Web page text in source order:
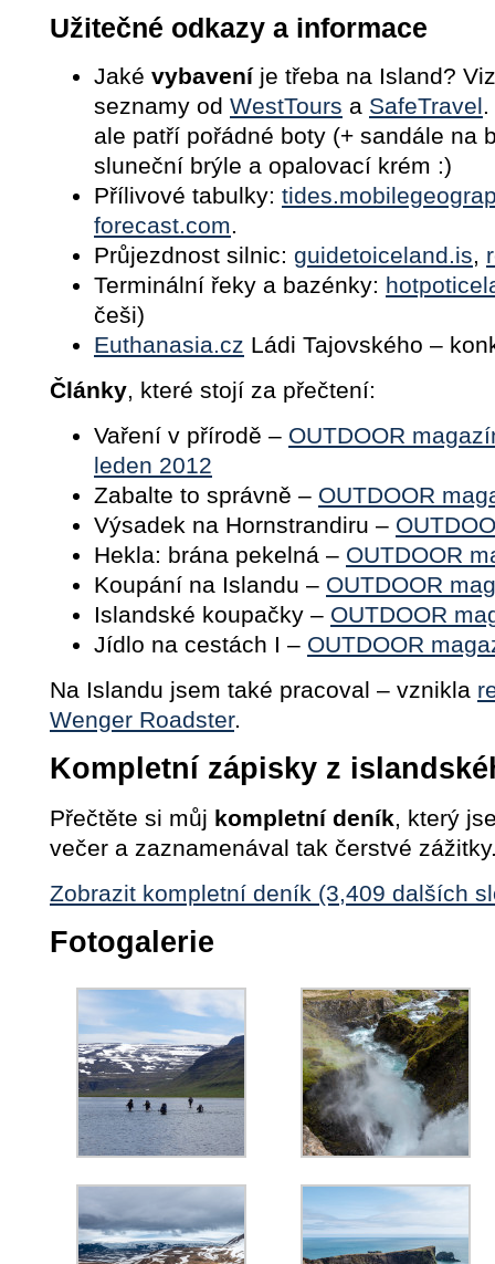
Užitečné odkazy a informace
Jaké vybaveníje třeba na Island?
seznamy od WestTours a SafeTravel
ale patří pořádné boty (+ sandále na
sluneční brýle a opalovací krém :)
Přílivové tabulky:
forecast.com.
Průjezdnost silnic: guidetoiceland.is,
Terminální řeky a bazénky:
češi)
Euthanasia.cz Ládi Tajovského –
Články, které stojí za přečtení:
Vaření v přírodě – OUTDOOR
leden 2012
Zabalte to správně – OUTDOOR
Výsadek na Hornstrandiru –
Hekla: brána pekelná – OUTDOOR
Koupání na Islandu – OUTDOOR
Islandské koupačky – OUTDOOR
Jídlo na cestách I – OUTDOOR
Na Islandu jsem také pracoval – vznikla
Wenger Roadster.
Kompletní zápisky z
Přečtěte si můj kompletní deník, který
večer a zaznamenával tak čerstvé
Zobrazit kompletní deník (3,409 dalších
Fotogalerie